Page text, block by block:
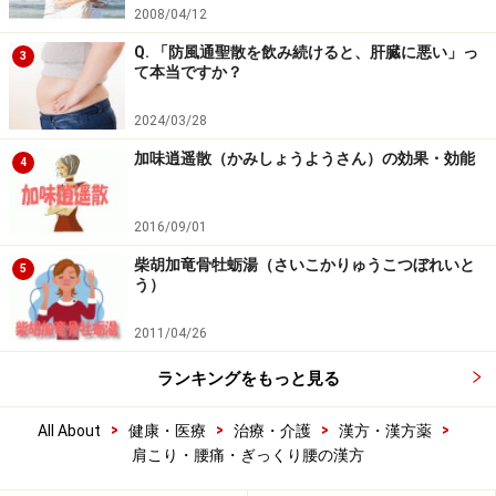
2008/04/12
3
Q. 「防風通聖散を飲み続けると、肝臓に悪い」っ
て本当ですか？
2024/03/28
4 加味逍遥散（かみしょうようさん）の効果・効能
2016/09/01
5
柴胡加竜骨牡蛎湯（さいこかりゅうこつぼれいと
う）
2011/04/26
ランキングをもっと見る
All About > 健康・医療 > 治療・介護 > 漢方・漢方薬
>
肩こり・腰痛・ぎっくり腰の漢方